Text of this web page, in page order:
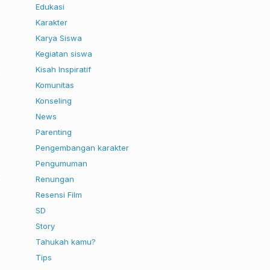
Edukasi
Karakter
Karya Siswa
Kegiatan siswa
Kisah Inspiratif
Komunitas
Konseling
News
Parenting
Pengembangan karakter
Pengumuman
Renungan
Resensi Film
SD
Story
Tahukah kamu?
Tips